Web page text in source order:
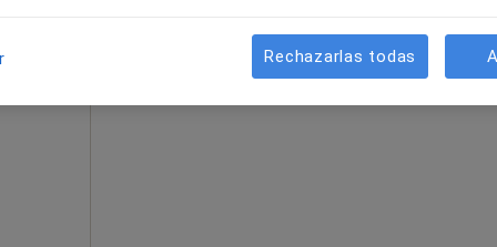
La reserva de cita online no está
Pedir una cita
Rechazarlas todas